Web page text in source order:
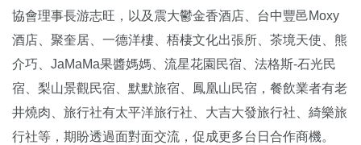
協會理事長游志旺，以及震大鬱金香酒店、台中豐邑Moxy
酒店、聚奎居、一德洋樓、梧棲文化出張所、茶境天使、熊
介巧、JaMaMa果醬媽媽、流星花園民宿、法格斯-石光民
宿、梨山景觀民宿、默默旅宿、鳳凰山民宿，餐飲業者有老
井燒肉、旅行社有太平洋旅行社、大吉大發旅行社、綺樂旅
行社等，期盼透過面對面交流，促成更多台日合作商機。